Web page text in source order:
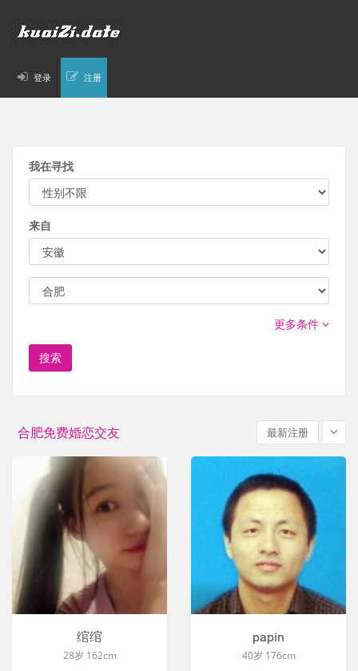
登录 注册
我在寻找
来自
更多条件
搜索
合肥免费婚恋交友 最新注册
绾绾
28岁 162cm
papin
40岁 176cm